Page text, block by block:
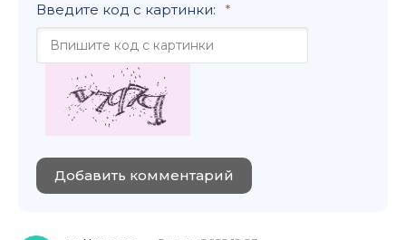
Введите код с картинки:
Добавить комментарий